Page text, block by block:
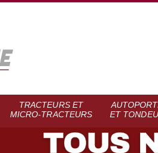
TRACTEURS ET
MICRO-TRACTEURS
ET